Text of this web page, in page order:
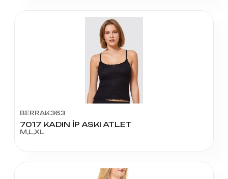
BERRAK363
7017 KADIN İP ASKI ATLET
M,L,XL